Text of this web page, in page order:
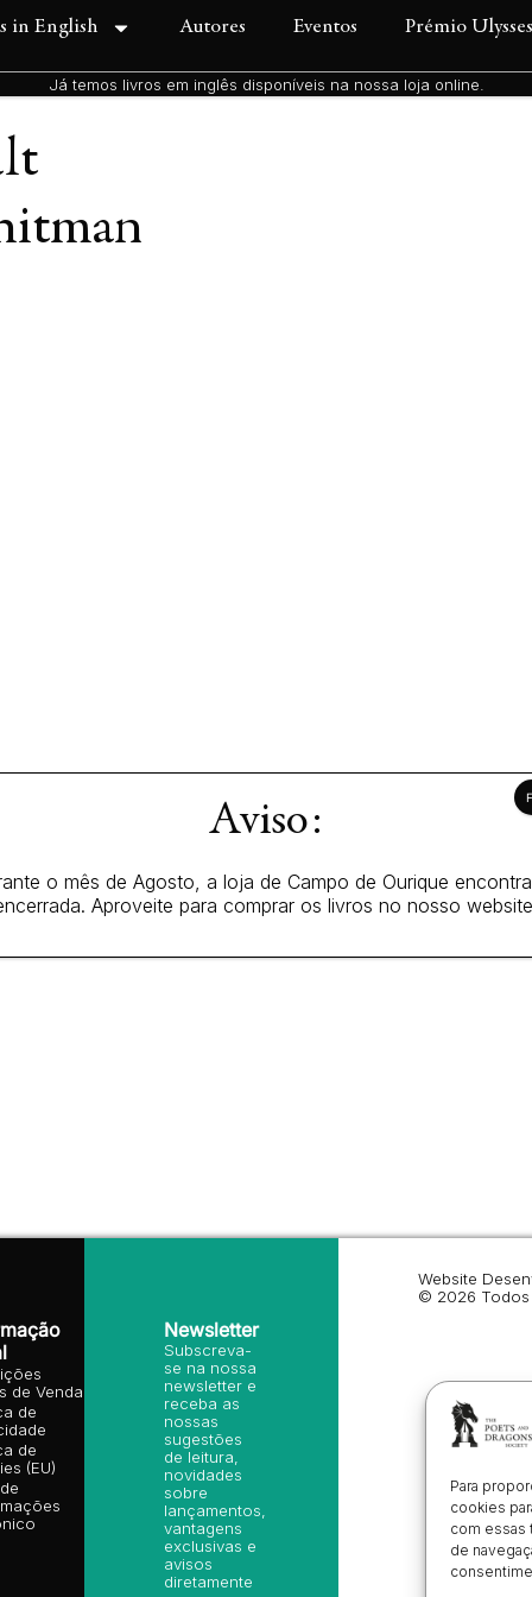
Para
cookies
com essas
de
in English Autores Eventos Prémio Ulysses
de Venda
de
de
(EU)
Newsletter
Subscreva-
se na nossa
newsletter e
receba as
nossas
sugestões
de leitura,
novidades
sobre
lançamentos,
vantagens
exclusivas e
avisos
diretamente
Website
© 2026 Todos
Já temos livros em inglês disponíveis na nossa loja online.
Aviso:
o mês de Agosto, a loja de Campo de Ourique
Aproveite para comprar os livros no nosso